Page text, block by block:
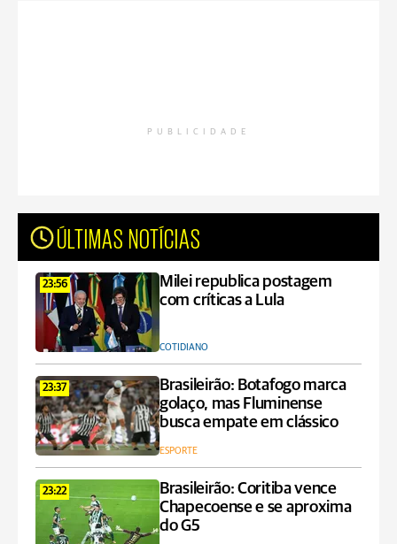
PUBLICIDADE
ÚLTIMAS NOTÍCIAS
23:56
Milei republica postagem
com críticas a Lula
COTIDIANO
23:37
Brasileirão: Botafogo marca
golaço, mas Fluminense
busca empate em clássico
ESPORTE
23:22
Brasileirão: Coritiba vence
Chapecoense e se aproxima
do G5